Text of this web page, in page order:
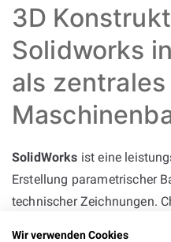
3D
Solidworks
als
SolidWorks ist eine
Erstellung parametrischer
technischer Zeichnungen.
Wir verwenden Cookies